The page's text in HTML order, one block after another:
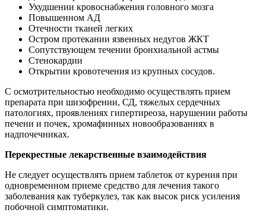
Ухудшении кровоснабжения головного мозга
Повышенном АД
Отечности тканей легких
Остром протекании язвенных недугов ЖКТ
Сопутствующем течении бронхиальной астмы
Стенокардии
Открытии кровотечения из крупных сосудов.
С осмотрительностью необходимо осуществлять прием
препарата при шизофрении, СД, тяжелых сердечных
патологиях, проявлениях гипертиреоза, нарушении работы
печени и почек, хромафинных новообразованиях в
надпочечниках.
Перекрестные лекарственные взаимодействия
Не следует осуществлять прием таблеток от курения при
одновременном приеме средство для лечения такого
заболевания как туберкулез, так как высок риск усиления
побочной симптоматики.